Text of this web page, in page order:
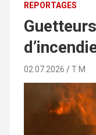
REPORTAGES
02.07.2026 T M